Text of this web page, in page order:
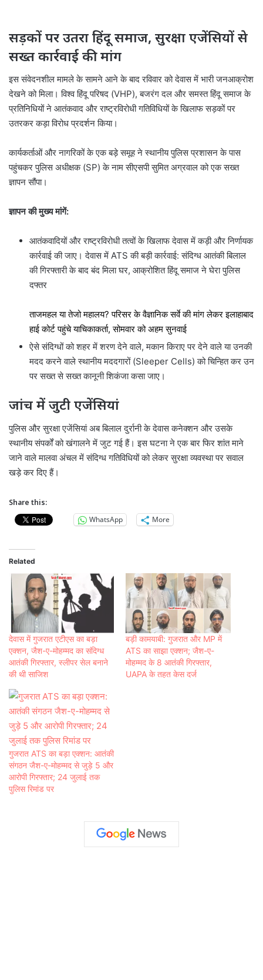
सड़कों पर उतरा हिंदू समाज, सुरक्षा एजेंसियों से
सख्त कार्रवाई की मांग
इस संवेदनशील मामले के सामने आने के बाद रविवार को देवास में भारी जनआक्रोश
देखने को मिला। विश्व हिंदू परिषद (VHP), बजरंग दल और समस्त हिंदू समाज के
प्रतिनिधियों ने आतंकवाद और राष्ट्रविरोधी गतिविधियों के खिलाफ सड़कों पर
उतरकर कड़ा विरोध प्रदर्शन किया।
कार्यकर्ताओं और नागरिकों के एक बड़े समूह ने स्थानीय पुलिस प्रशासन के पास
पहुंचकर पुलिस अधीक्षक (SP) के नाम सीएसपी सुमित अग्रवाल को एक सख्त
ज्ञापन सौंपा।
ज्ञापन की मुख्य मांगें:
आतंकवादियों और राष्ट्रविरोधी तत्वों के खिलाफ देवास में कड़ी और निर्णायक
कार्रवाई की जाए। देवास में ATS की बड़ी कार्रवाई: संदिग्ध आतंकी बिलाल
की गिरफ्तारी के बाद बंद मिला घर, आक्रोशित हिंदू समाज ने घेरा पुलिस
दफ्तर
ताजमहल या तेजो महालय? परिसर के वैज्ञानिक सर्वे की मांग लेकर इलाहाबाद
हाई कोर्ट पहुंचे याचिकाकर्ता, सोमवार को अहम सुनवाई
ऐसे संदिग्धों को शहर में शरण देने वाले, मकान किराए पर देने वाले या उनकी
मदद करने वाले स्थानीय मददगारों (Sleeper Cells) को चिन्हित कर उन
पर सख्त से सख्त कानूनी शिकंजा कसा जाए।
जांच में जुटी एजेंसियां
पुलिस और सुरक्षा एजेंसियां अब बिलाल दुर्रानी के देवास कनेक्शन और उसके
स्थानीय संपर्कों को खंगालने में जुट गई हैं। इस घटना ने एक बार फिर शांत माने
जाने वाले मालवा अंचल में संदिग्ध गतिविधियों को लेकर सुरक्षा व्यवस्था पर सवाल
खड़े कर दिए हैं।
Share this:
WhatsApp
More
Related
देवास में गुजरात एटीएस का बड़ा
एक्शन, जैश-ए-मोहम्मद का संदिग्ध
आतंकी गिरफ्तार, स्लीपर सेल बनाने
की थी साजिश
बड़ी कामयाबी: गुजरात और MP में
ATS का साझा एक्शन; जैश-ए-
मोहम्मद के 8 आतंकी गिरफ्तार,
UAPA के तहत केस दर्ज
गुजरात ATS का बड़ा एक्शन: आतंकी
संगठन जैश-ए-मोहम्मद से जुड़े 5 और
आरोपी गिरफ्तार; 24 जुलाई तक
पुलिस रिमांड पर